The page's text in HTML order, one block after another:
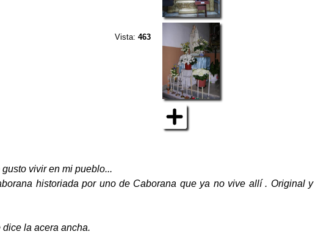
Vista:463
vivir en mi pueblo...
historiada por uno de Caborana que ya no vive allí . Original y
la acera ancha.